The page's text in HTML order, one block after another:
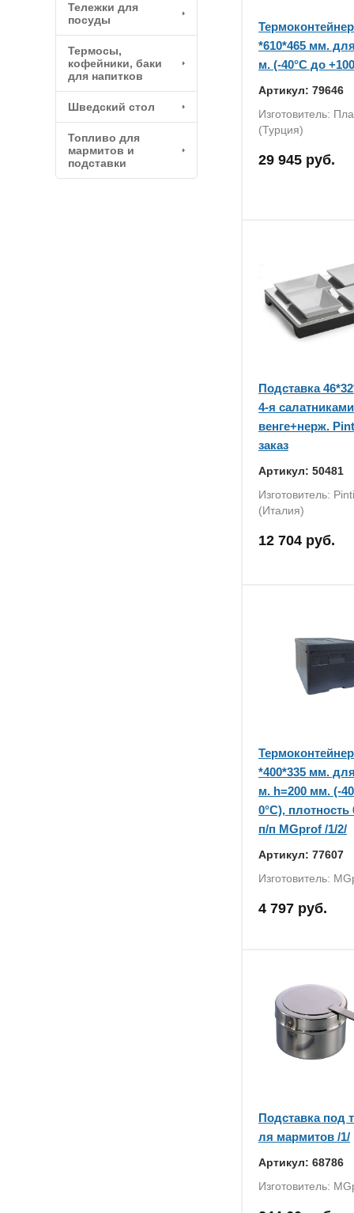
Тележки для
посуды
Термосы,
кофейники, баки
для напитков
Шведский стол
Топливо для
мармитов и
подставки
*610*465 мм.
м. (-40°C до
Артикул: 79646
Изготовитель:
(Турция)
29 945 руб.
Подставка
4-я
венге+нерж.
заказ
Артикул: 50481
Изготовитель:
(Италия)
12 704 руб.
*400*335 мм.
м. h=200 мм. (-
0°C), плотность
п/п MGprof /1/2/
Артикул: 77607
Изготовитель:
4 797 руб.
Подставка под
ля мармитов /1/
Артикул: 68786
Изготовитель: